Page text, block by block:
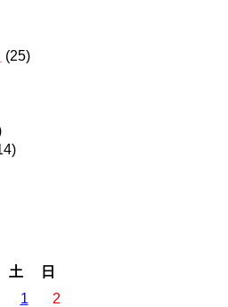
(25)
土
日
1
2